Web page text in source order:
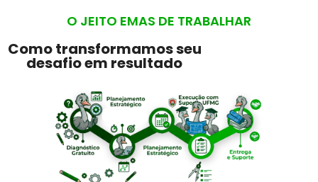
O JEITO EMAS DE TRABALHAR
Como transformamos seu
desafio em resultado